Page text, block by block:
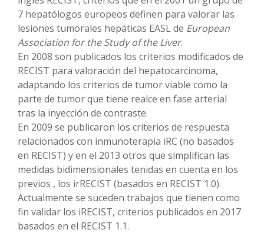
7 hepatólogos europeos definen para valorar las
lesiones tumorales hepáticas EASL de European
Association for the Study of the Liver.
En 2008 son publicados los criterios modificados de
RECIST para valoración del hepatocarcinoma,
adaptando los criterios de tumor viable como la
parte de tumor que tiene realce en fase arterial
tras la inyección de contraste.
En 2009 se publicaron los criterios de respuesta
relacionados con inmunoterapia iRC (no basados
en RECIST) y en el 2013 otros que simplifican las
medidas bidimensionales tenidas en cuenta en los
previos , los irRECIST (basados en RECIST 1.0).
Actualmente se suceden trabajos que tienen como
fin validar los iRECIST, criterios publicados en 2017
basados en el RECIST 1.1.